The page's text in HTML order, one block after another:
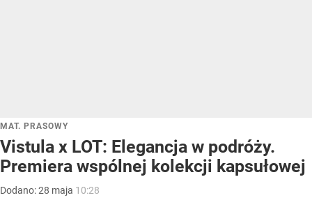
MAT. PRASOWY
Vistula x LOT: Elegancja w podróży.
Premiera wspólnej kolekcji kapsułowej
Dodano:28 maja 10:28